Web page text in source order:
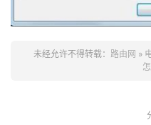
未经允许不得转载： 路由网 »